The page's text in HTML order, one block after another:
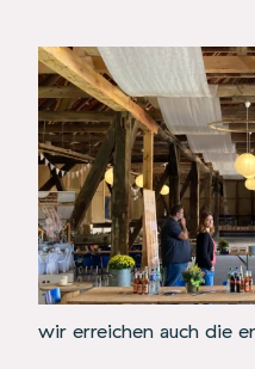
wir erreichen auch die